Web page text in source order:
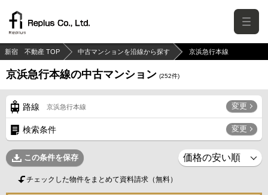
新宿 不動産 TOP 中古マンションを沿線から探す 京浜急行本線
京浜急行本線の中古マンション (252件)
路線 京浜急行本線 変更
検索条件 変更
この条件を保存
チェックした物件をまとめて資料請求（無料）